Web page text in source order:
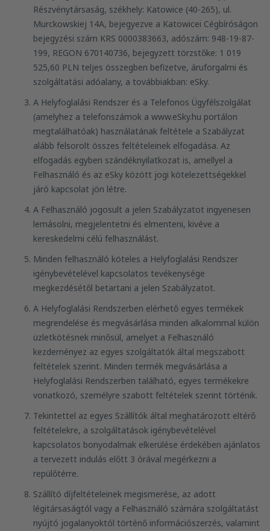
Részvénytársaság, székhely: Katowice (40-265), ul.
Murckowskiej 14A, bejegyezve a Katowicei Cégbíróságon
bejegyzési szám KRS 0000383663, adószám: 948-19-87-
199, REGON 670140736, bejegyzett törzstőke: 1 019
525,60 PLN teljes összegben befizetve, áruforgalmi és
szolgáltatási adóalany, a továbbiakban: eSky.
A Helyfoglalási Rendszer és a Telefonos Ügyfélszolgálat
(amelyhez a telefonszámok a www.eSky.hu portálon
megtalálhatóak) használatának feltétele a Szabályzat
alább felsorolt összes feltételeinek elfogadása. Az
elfogadás egyben szándéknyilatkozat is, amellyel a
Felhasználó és az eSky között jogi kötelezettségekkel
járó kapcsolat jön létre.
A Felhasználó jogosult a jelen Szabályzatot ingyenesen
lemásolni, megjelentetni és elmenteni, kivéve a
kereskedelmi célú felhasználást.
Minden felhasználó köteles a Helyfoglalási Rendszer
igénybevételével kapcsolatos tevékenysége
megkezdésétől betartani a jelen Szabályzatot.
A Helyfoglalási Rendszerben elérhető egyes termékek
megrendelése és megvásárlása minden alkalommal külön
üzletkötésnek minősül, amelyet a Felhasználó
kezdeményez az egyes szolgáltatók által megszabott
feltételek szerint. Minden termék megvásárlása a
Helyfoglalási Rendszerben található, egyes termékekre
vonatkozó, személyre szabott feltételek szerint történik.
Tekintettel az egyes Szállítók által meghatározott eltérő
feltételekre, a szolgáltatások igénybevételével
kapcsolatos bonyodalmak elkerülése érdekében ajánlatos
a tervezett indulás előtt 3 órával megérkezni a
repülőtérre.
Szállító díjfeltételeinek megismerése, az adott
légitársaságtól vagy a Felhasználó számára szolgáltatást
nyújtó jogalanyoktól történő információszerzés, valamint